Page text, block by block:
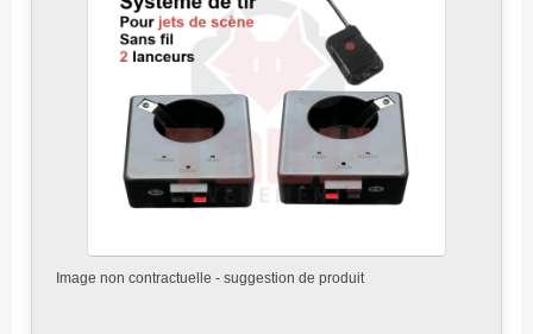
Image non contractuelle - suggestion de produit